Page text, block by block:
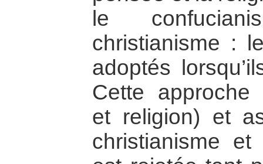
le
christianisme :
adoptés
Cette approche
et religion) et
christianisme et